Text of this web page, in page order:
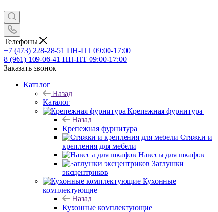
Телефоны
+7 (473) 228-28-51 ПН-ПТ 09:00-17:00
8 (961) 109-06-41 ПН-ПТ 09:00-17:00
Заказать звонок
Каталог
Назад
Каталог
Крепежная фурнитура
Назад
Крепежная фурнитура
Стяжки и
крепления для мебели
Навесы для шкафов
Заглушки
эксцентриков
Кухонные
комплектующие
Назад
Кухонные комплектующие